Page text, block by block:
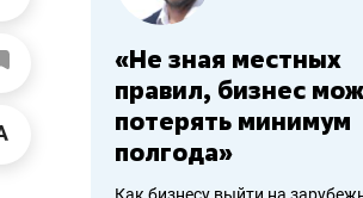
работа «Не зная местных
правил, бизнес
потерять минимум
полгода»